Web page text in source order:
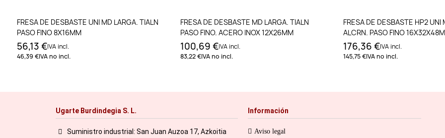
Añadir al carrito
FRESA DE DESBASTE UNI MD LARGA. TIALN
PASO FINO 8X16MM
56,13 €IVA incl.
46,39 €IVA no incl.
Añadir al carrito
FRESA DE DESBASTE MD LARGA. TIALN
PASO FINO. ACERO INOX 12X26MM
100,69 €IVA incl.
83,22 €IVA no incl.
Añadir al
FRESA DE DESBASTE HP2
ALCRN. PASO FINO
176,36 €IVA incl.
145,75 €IVA no incl.
Ugarte Burdindegia S. L.
Suministro industrial: San Juan Auzoa 17, Azkoitia
Información
Aviso legal